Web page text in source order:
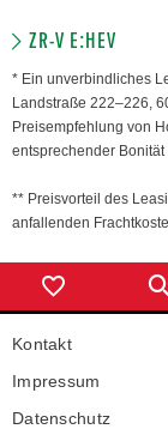
ZR-V E:HEV
* Ein unverbindliches
Landstraße 222–226,
Preisempfehlung von
entsprechender
** Preisvorteil des
anfallenden
Kontakt
Impressum
Datenschutz